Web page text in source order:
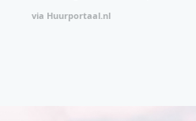
complex in De Pijp feautring an
via Huurportaal.nl